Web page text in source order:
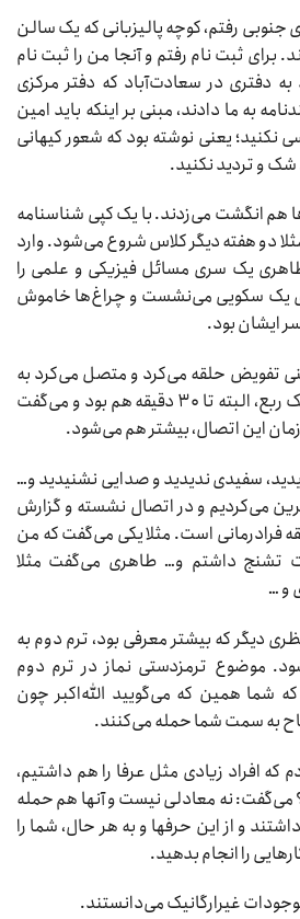
جنوبی رفتم، کوچه پالیزبانی که یک سالن
برای ثبت نام رفتم و آنجا من را ثبت نام
به دفتری در سعادت‌آباد که دفتر مرکزی
به ما دادند، مبنی بر اینکه باید امین
نکنید؛ یعنی نوشته بود که شعور کیهانی
شک و تردید نکنید.
هم انگشت می‌زدند. با یک کپی شناسنامه
دو هفته دیگر کلاس شروع می‌شود. وارد
یک سری مسائل فیزیکی و علمی را
یک سکویی می‌نشست و چراغ‌ها خاموش
ایشان بود.
تفویض حلقه می‌کرد و متصل می‌کرد به
جبرئیل! اوایل ده دقیقه، یک ربع، البته تا ۳۰ دقیقه هم بود و می‌گفت
زمان این اتصال، بیشتر هم می‌شود.
سفیدی ندیدید و صدایی نشنیدید و…
می‌کردیم و در اتصال نشسته و گزارش
فرادرمانی است. مثلا یکی می‌گفت که من
تشنج داشتم و… طاهری می‌گفت مثلا
و …
دیگر که بیشتر معرفی بود، ترم دوم به
موضوع ترمزدستی نماز در ترم دوم
شما همین که می‌گویید ‌الله‌اکبر چون
به سمت شما حمله می‌کنند.
افراد زیادی مثل عرفا را هم داشتیم،
نه معادلی نیست و آنها هم حمله
و از این حرفها و به هر حال، شما را
را انجام بدهید.
غیر‌ارگانیک می‌دانستند.